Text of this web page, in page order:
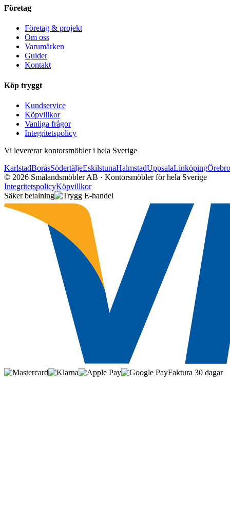
Företag
Företag & projekt
Om oss
Varumärken
Guider
Kontakt
Köp tryggt
Kundservice
Köpvillkor
Vanliga frågor
Integritetspolicy
Vi levererar kontorsmöbler i hela Sverige
KarlstadBoråsSödertäljeEskilstunaHalmstadUppsalaLinköpingÖrebro
© 2026 Smålandsmöbler AB · Kontorsmöbler för hela Sverige
IntegritetspolicyKöpvillkor
Säker betalning
Faktura 30 dagar